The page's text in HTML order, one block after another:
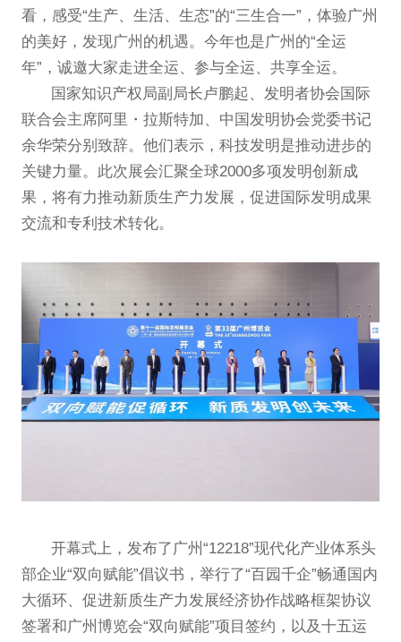
看，感受“生产、生活、生态”的“三生合一”，体验广州
的美好，发现广州的机遇。今年也是广州的“全运
年”，诚邀大家走进全运、参与全运、共享全运。
国家知识产权局副局长卢鹏起、发明者协会国际
联合会主席阿里・拉斯特加、中国发明协会党委书记
余华荣分别致辞。他们表示，科技发明是推动进步的
关键力量。此次展会汇聚全球2000多项发明创新成
果，将有力推动新质生产力发展，促进国际发明成果
交流和专利技术转化。
开幕式上，发布了广州“12218”现代化产业体系头
部企业“双向赋能”倡议书，举行了“百园千企”畅通国内
大循环、促进新质生产力发展经济协作战略框架协议
签署和广州博览会“双向赋能”项目签约，以及十五运